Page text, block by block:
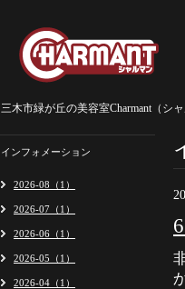
三木市緑が丘の美容室Charmant（シャ
インフォメーション
2026-08（1）
2026-07（1）
2026-06（1）
2026-05（1）
2026-04（1）